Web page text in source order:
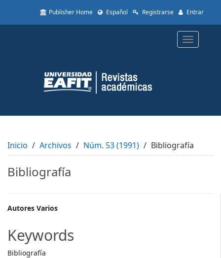
to
Content
Sidebar
Publisher Home Español Registrarse Entrar
Toggle
Inicio Archivos Núm. 53 (1991) Bibliografía
Bibliografía
Main
Article
Content
Autores Varios
Keywords
Bibliografía